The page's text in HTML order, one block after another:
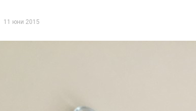
11 юни 2015